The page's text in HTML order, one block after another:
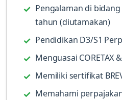
Pengalaman di
tahun (diutamakan)
Pendidikan D3/S1
Menguasai CORETAX
Memiliki sertifikat
Memahami